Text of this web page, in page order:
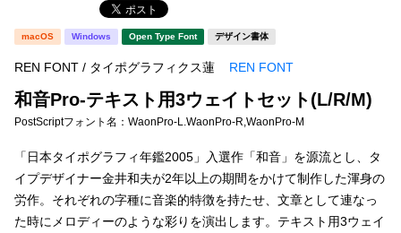
新着一覧
カート
マイページ
お気に入り
タイプフェイス
明朝体
角ゴシック
宋朝体 清朝体
教科書体 行書体
草書体 勘亭流
江戸文字 デザイン毛筆
macOS Windows Open Type Font デザイン書体
REN FONT / タイポグラフィクス蓮 REN FONT
和音Pro-テキスト用3ウェイトセット(L/R/M)
PostScriptフォント名： WaonPro-L.WaonPro-R,WaonPro-M
「日本タイポグラフィ年鑑2005」入選作「和音」を源流とし、タ
イプデザイナー金井和夫が2年以上の期間をかけて制作した渾身の
労作。それぞれの字種に音楽的特徴を持たせ、文章として連なっ
た時にメロディーのような彩りを演出します。テキスト用3ウェイ